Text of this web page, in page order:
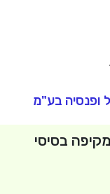
ופנסיה בע"מ
בסיסי